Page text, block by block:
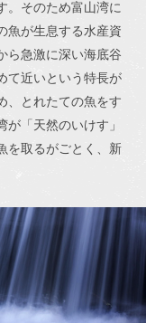
。そのため富山湾に
魚が生息する水産資
ら急激に深い海底谷
て近いという特長が
、とれたての魚をす
「天然のいけす」
を取るがごとく、新